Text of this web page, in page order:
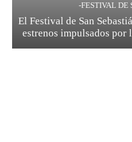
-FESTIVAL DE
El Festival de San
estrenos impulsados por